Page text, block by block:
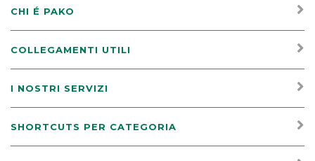
CHI É PAKO
COLLEGAMENTI UTILI
I NOSTRI SERVIZI
SHORTCUTS PER CATEGORIA